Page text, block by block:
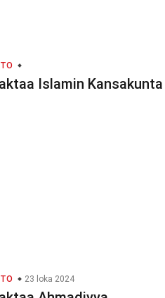
Islamin Kansakunta
23 loka 2024